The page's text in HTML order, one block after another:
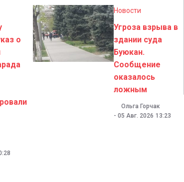
о
Новости
Угроза взрыва в
здании суда
Буюкан.
Сообщение
оказалось
ложным
Ольга Горчак
- 05 Авг. 2026 13:23